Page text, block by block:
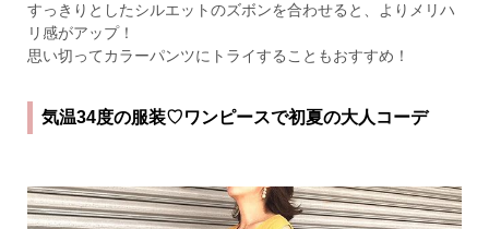
すっきりとしたシルエットのズボンを合わせると、よりメリハ
リ感がアップ！
思い切ってカラーパンツにトライすることもおすすめ！
気温34度の服装♡ワンピースで初夏の大人コーデ